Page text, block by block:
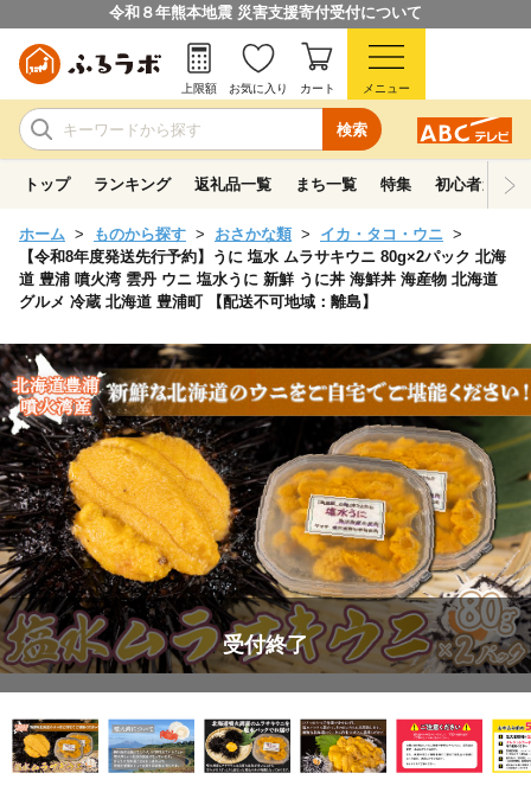
令和８年熊本地震 災害支援寄付受付について
検索
上限額 お気に入り カート メニュー
トップ ランキング 返礼品一覧 まち一覧 特集 初心者ガイド
ホーム ものから探す おさかな類
イカ・タコ・ウニ
【令和8年度発送先行予約】うに 塩水 ムラサキウニ 80g×2パック 北海
道 豊浦 噴火湾 雲丹 ウニ 塩水うに 新鮮 うに丼 海鮮丼 海産物 北海道
グルメ 冷蔵 北海道 豊浦町 【配送不可地域：離島】
受付終了